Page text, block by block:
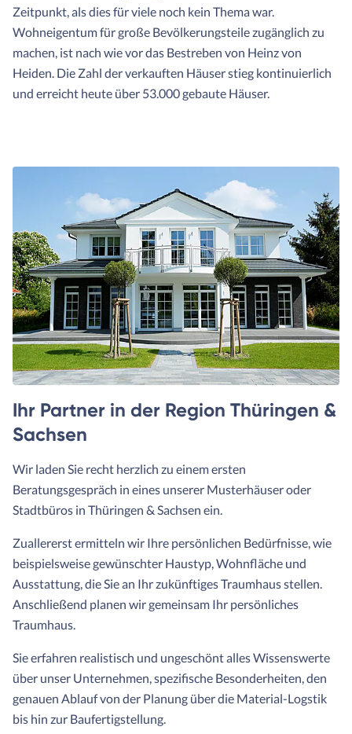
Zeitpunkt, als dies für viele noch kein Thema war.
Wohneigentum für große Bevölkerungsteile zugänglich zu
machen, ist nach wie vor das Bestreben von Heinz von
Heiden. Die Zahl der verkauften Häuser stieg kontinuierlich
und erreicht heute über 53.000 gebaute Häuser.
Ihr Partner in der Region Thüringen &
Sachsen
Wir laden Sie recht herzlich zu einem ersten
Beratungsgespräch in eines unserer Musterhäuser oder
Stadtbüros in Thüringen & Sachsen ein.
Zuallererst ermitteln wir Ihre persönlichen Bedürfnisse, wie
beispielsweise gewünschter Haustyp, Wohnfläche und
Ausstattung, die Sie an Ihr zukünftiges Traumhaus stellen.
Anschließend planen wir gemeinsam Ihr persönliches
Traumhaus.
Sie erfahren realistisch und ungeschönt alles Wissenswerte
über unser Unternehmen, spezifische Besonderheiten, den
genauen Ablauf von der Planung über die Material-Logstik
bis hin zur Baufertigstellung.